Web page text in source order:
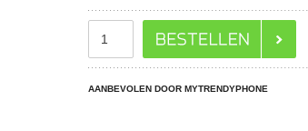
AANBEVOLEN DOOR MYTRENDYPHONE